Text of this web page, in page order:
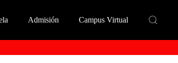
Admisión Campus Virtual